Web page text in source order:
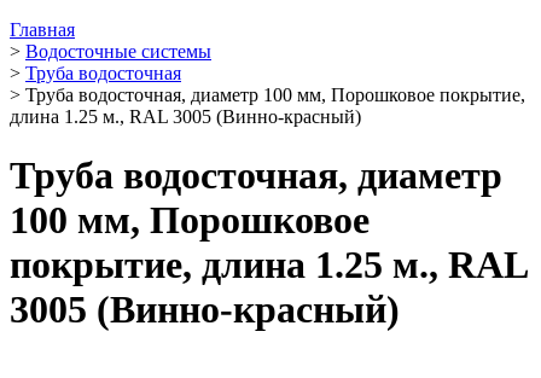
Главная
> Водосточные системы
> Труба водосточная
> Труба водосточная, диаметр 100 мм, Порошковое покрытие,
длина 1.25 м., RAL 3005 (Винно-красный)
Труба водосточная, диаметр
100 мм, Порошковое
покрытие, длина 1.25 м., RAL
3005 (Винно-красный)